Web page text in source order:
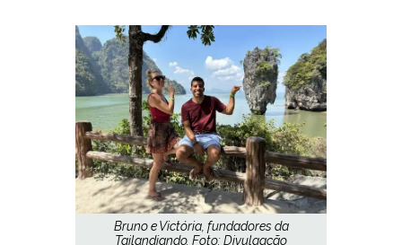
Bruno e Victória, fundadores da
Tailandiando. Foto: Divulgação